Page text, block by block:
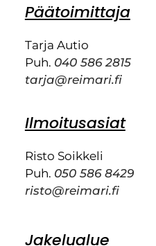
Päätoimittaja
Tarja Autio
Puh. 040 586 2815
tarja@reimari.fi
Ilmoitusasiat
Risto Soikkeli
Puh. 050 586 8429
risto@reimari.fi
Jakelualue